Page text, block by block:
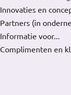
Innovaties en
Partners (in
Informatie voor...
Complimenten en